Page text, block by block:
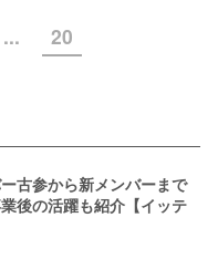
... 20
古参から新メンバーまで
後の活躍も紹介【イッテ